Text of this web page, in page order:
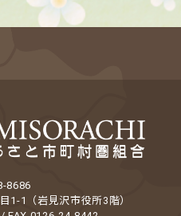
8686
1-1（岩見沢市役所3階）